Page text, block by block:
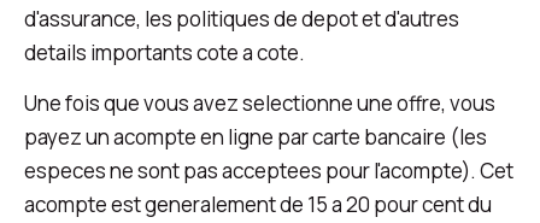
d'assurance, les politiques de depot et d'autres
details importants cote a cote.
Une fois que vous avez selectionne une offre, vous
payez un acompte en ligne par carte bancaire (les
especes ne sont pas acceptees pour l'acompte). Cet
acompte est generalement de 15 a 20 pour cent du